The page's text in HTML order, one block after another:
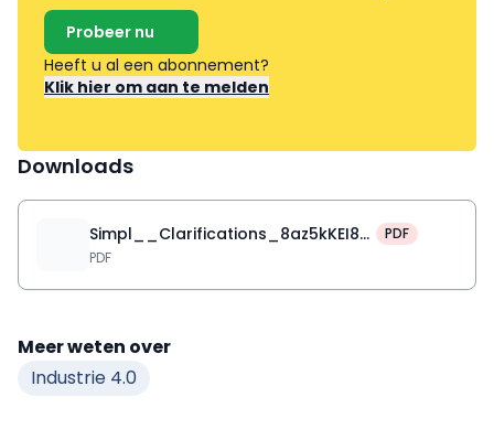
Probeer nu
Heeft u al een abonnement?
Klik hier om aan te melden
Downloads
Simpl__Clarifications_8az5kKEI8CniZvBipK4Y0Qq5gU_91768
PDF
PDF
Meer weten over
Industrie 4.0